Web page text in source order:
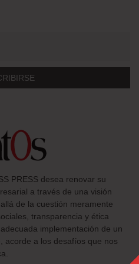
PRESS desea renovar su
a través de una visión
de la cuestión meramente
transparencia y ética
implementación de un
acorde a los desafíos que nos